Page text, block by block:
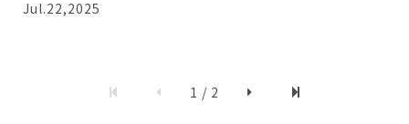
Jul.22,2025
1 / 2